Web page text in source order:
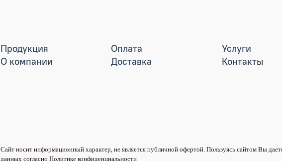
Продукция Оплата Услуги
О компании
Доставка Контакты
Сайт носит информационный характер, не является публичной офертой. Пользуясь сайтом Вы
данных согласно Политике конфиденциальности